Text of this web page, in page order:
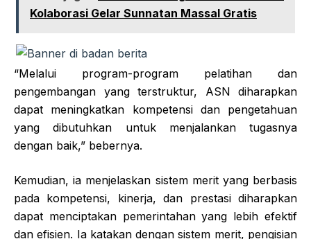
Kolaborasi Gelar Sunnatan Massal Gratis
“Melalui program-program pelatihan dan
pengembangan yang terstruktur, ASN diharapkan
dapat meningkatkan kompetensi dan pengetahuan
yang dibutuhkan untuk menjalankan tugasnya
dengan baik,” bebernya.
Kemudian, ia menjelaskan sistem merit yang berbasis
pada kompetensi, kinerja, dan prestasi diharapkan
dapat menciptakan pemerintahan yang lebih efektif
dan efisien. Ia katakan dengan sistem merit, pengisian